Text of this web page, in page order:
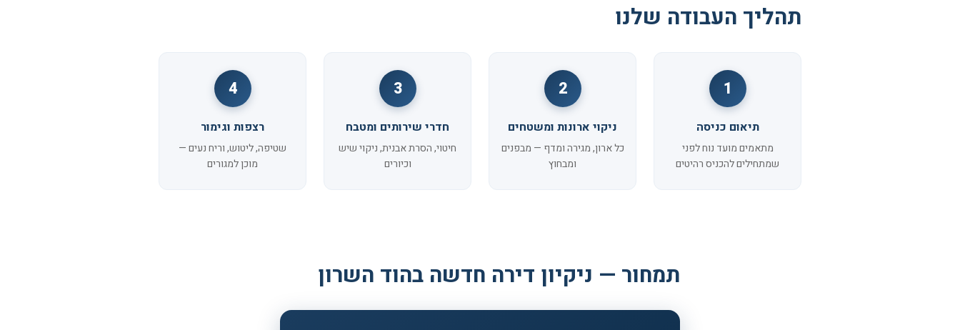
תהליך העבודה שלנו
1
תיאום כניסה
מתאמים מועד נוח לפני
שמתחילים להכניס רהיטים
2
ניקוי ארונות ומשטחים
כל ארון, מגירה ומדף — מבפנים
ומבחוץ
3
חדרי שירותים ומטבח
חיטוי, הסרת אבנית, ניקוי שיש
וכיורים
4
רצפות וגימור
שטיפה, ליטוש, וריח נעים —
מוכן למגורים
תמחור — ניקיון דירה חדשה בהוד השרון